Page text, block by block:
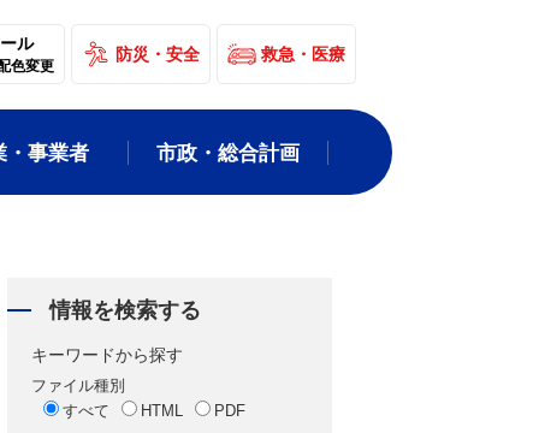
ル
色変更
防災・安全 救急・医療
・事業者 市政・総合計画
情報を検索する
キーワードから探す
ファイル種別
すべて
HTML PDF